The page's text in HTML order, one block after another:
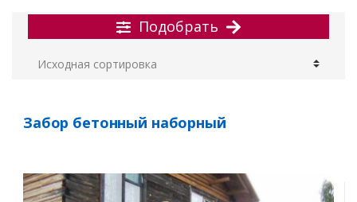
Подобрать
Забор бетонный наборный